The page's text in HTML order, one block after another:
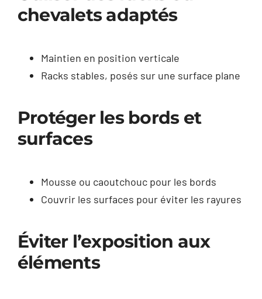
chevalets adaptés
Maintien en position verticale
Racks stables, posés sur une surface plane
Protéger les bords et
surfaces
Mousse ou caoutchouc pour les bords
Couvrir les surfaces pour éviter les rayures
Éviter l’exposition aux
éléments